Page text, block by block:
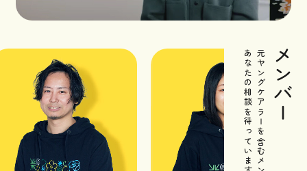
メンバー
あなたの相談を待っています